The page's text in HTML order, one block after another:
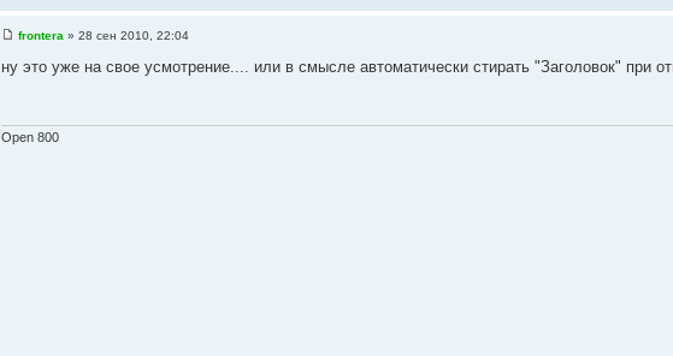
frontera » 28 сен 2010, 22:04
ну это уже на свое усмотрение.... или в смысле автоматически стирать "Заголовок" при
Open 800